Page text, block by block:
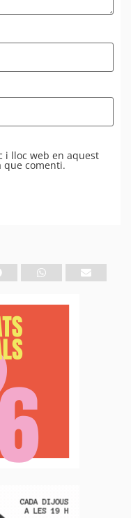
i lloc web en aquest
que comenti.